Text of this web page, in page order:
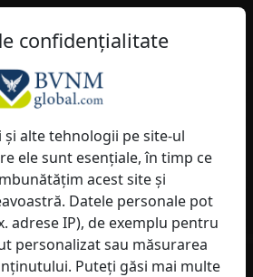
RO Filtru
profesionist, modern, internațional.
maximă
vă.
partenerii potriviți -
confidențialitate
alte tehnologii pe site-ul
ele sunt esențiale, în timp ce
acest site și
Datele personale pot
adrese IP), de exemplu pentru
personalizat sau măsurarea
Puteți găsi mai multe